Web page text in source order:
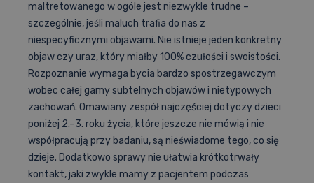
maltretowanego w ogóle jest niezwykle trudne –
szczególnie, jeśli maluch trafia do nas z
niespecyficznymi objawami. Nie istnieje jeden konkretny
objaw czy uraz, który miałby 100% czułości i swoistości.
Rozpoznanie wymaga bycia bardzo spostrzegawczym
wobec całej gamy subtelnych objawów i nietypowych
zachowań. Omawiany zespół najczęściej dotyczy dzieci
poniżej 2.–3. roku życia, które jeszcze nie mówią i nie
współpracują przy badaniu, są nieświadome tego, co się
dzieje. Dodatkowo sprawy nie ułatwia krótkotrwały
kontakt, jaki zwykle mamy z pacjentem podczas